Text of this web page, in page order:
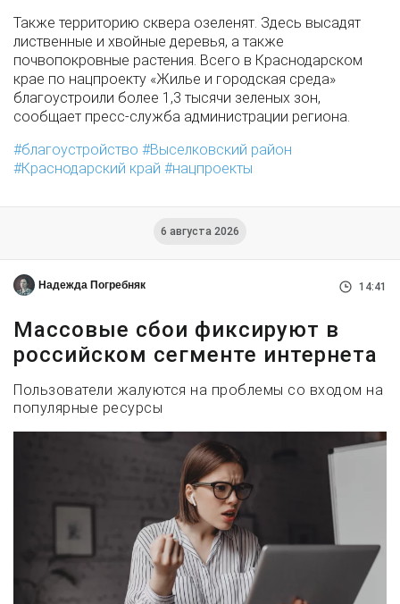
Также территорию сквера озеленят. Здесь высадят
лиственные и хвойные деревья, а также
почвопокровные растения. Всего в Краснодарском
крае по нацпроекту «Жилье и городская среда»
благоустроили более 1,3 тысячи зеленых зон,
сообщает пресс-служба администрации региона.
благоустройство
Выселковский район
Краснодарский край
нацпроекты
6 августа 2026
Надежда Погребняк 14:41
Массовые сбои фиксируют в
российском сегменте интернета
Пользователи жалуются на проблемы со входом на
популярные ресурсы